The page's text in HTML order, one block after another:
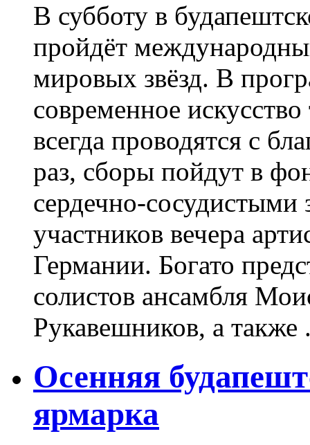
В субботу в
пройдёт
мировых звёзд. В
современное
всегда проводятся с
раз, сборы пойдут в
сердечно-сосудистыми
участников вечера
Германии. Богато
солистов ансамбля
Рукавешников, а также
Осенняя
ярмарка